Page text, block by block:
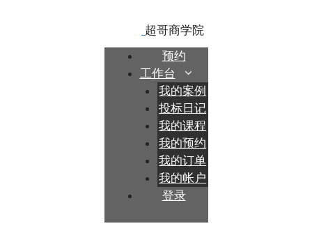
预约
工作台
我的案例
投标日记
我的课程
我的预约
我的订单
我的帐户
登录